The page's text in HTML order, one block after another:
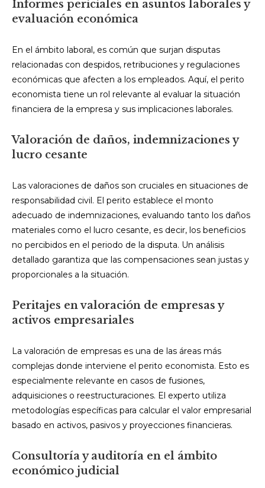
Informes periciales en asuntos laborales y
evaluación económica
En el ámbito laboral, es común que surjan disputas
relacionadas con despidos, retribuciones y regulaciones
económicas que afecten a los empleados. Aquí, el perito
economista tiene un rol relevante al evaluar la situación
financiera de la empresa y sus implicaciones laborales.
Valoración de daños, indemnizaciones y
lucro cesante
Las valoraciones de daños son cruciales en situaciones de
responsabilidad civil. El perito establece el monto
adecuado de indemnizaciones, evaluando tanto los daños
materiales como el lucro cesante, es decir, los beneficios
no percibidos en el periodo de la disputa. Un análisis
detallado garantiza que las compensaciones sean justas y
proporcionales a la situación.
Peritajes en valoración de empresas y
activos empresariales
La valoración de empresas es una de las áreas más
complejas donde interviene el perito economista. Esto es
especialmente relevante en casos de fusiones,
adquisiciones o reestructuraciones. El experto utiliza
metodologías específicas para calcular el valor empresarial
basado en activos, pasivos y proyecciones financieras.
Consultoría y auditoría en el ámbito
económico judicial